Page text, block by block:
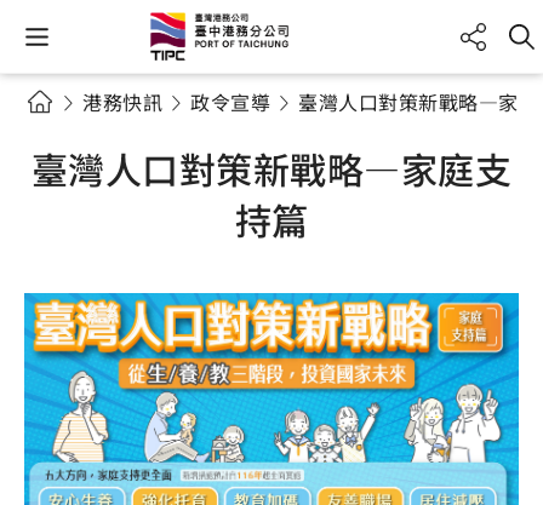
港務快訊 政令宣導 臺灣人口對策新戰略—家庭
臺灣人口對策新戰略—家庭支
持篇